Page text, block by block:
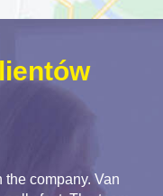
company. Van